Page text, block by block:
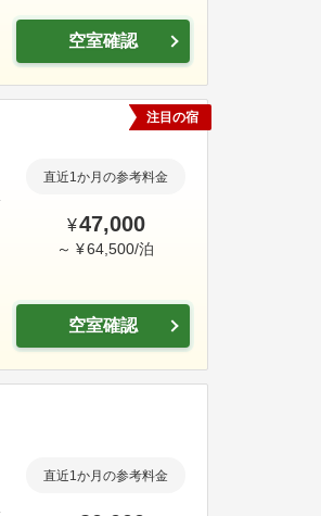
空室確認
直近1か月の参考料金
¥47,000
～ ¥64,500/泊
空室確認
注目の宿
直近1か月の参考料金